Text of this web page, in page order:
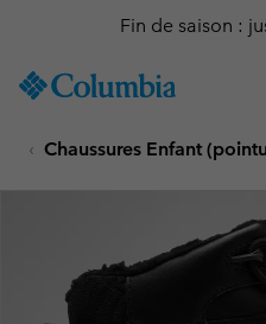
TO
SKIP
MAIN
TO
SEARCH
Fin de saison :
Chaussures Enfant